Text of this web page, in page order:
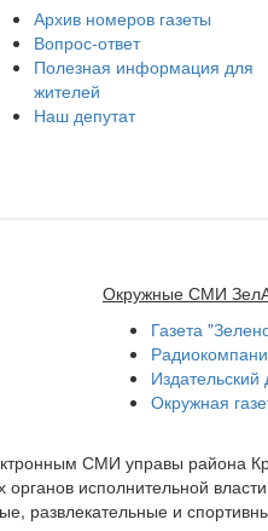
Архив номеров газеты
Вопрос-ответ
Полезная информация для
жителей
Наш депутат
Окружные СМИ
Газета
Окружная
СМИ управы района
исполнительной
развлекательные и